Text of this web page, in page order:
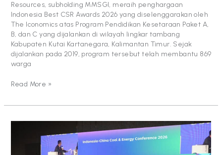
Resources, subholding MMSGI, meraih penghargaan
Indonesia Best CSR Awards 2026 yang diselenggarakan oleh
The Iconomics atas Program Pendidikan Kesetaraan Paket A,
B, dan C yang dijalankan di wilayah lingkar tambang
Kabupaten Kutai Kartanegara, Kalimantan Timur. Sejak
dijalankan pada 2019, program tersebut telah membantu 869
warga
Read More »
MMS